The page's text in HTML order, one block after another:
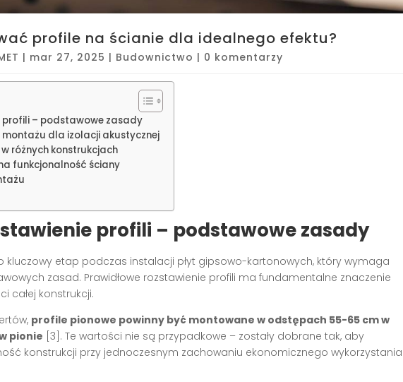
profile na ścianie dla idealnego efektu?
| mar 27, 2025 | Budownictwo | 0 komentarzy
– podstawowe zasady
montażu dla izolacji akustycznej
różnych konstrukcjach
funkcjonalność ściany
profili – podstawowe zasady
kluczowy etap podczas instalacji płyt gipsowo-kartonowych, który wymaga
zasad. Prawidłowe rozstawienie profili ma fundamentalne znaczenie
całej konstrukcji.
profile pionowe powinny być montowane w odstępach 55-65 cm w
pionie [3]. Te wartości nie są przypadkowe – zostały dobrane tak, aby
konstrukcji przy jednoczesnym zachowaniu ekonomicznego wykorzystania